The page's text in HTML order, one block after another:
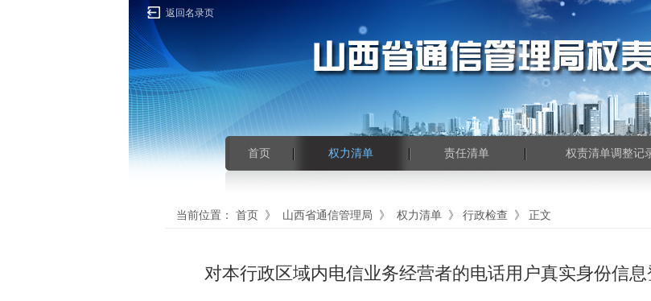
返回名录页
首页 权力清单 责任清单 权责清单调整记
当前位置： 首页 》 山西省通信管理局 》 权力清单 》 行政检查 》 正文
对本行政区域内电信业务经营者的电话用户真实身份信